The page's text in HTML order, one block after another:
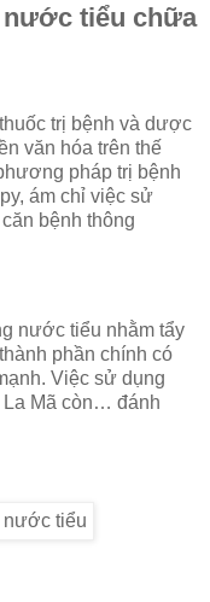
tiểu chữa
trị bệnh và dược
văn hóa trên thế
pháp trị bệnh
ám chỉ việc sử
bệnh thông
nước tiểu nhằm tẩy
phần chính có
Việc sử dụng
La Mã còn… đánh